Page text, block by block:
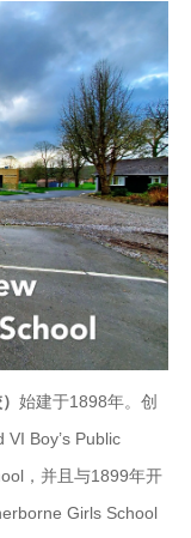
始建于1898年。创
Boy’s Public
，并且与1899年开
Girls School